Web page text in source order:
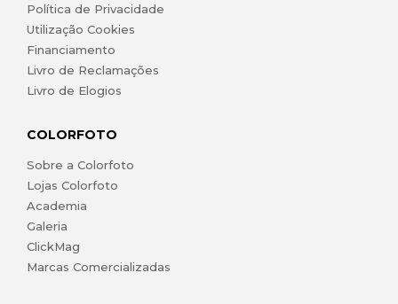
Política de Privacidade
Utilização Cookies
Financiamento
Livro de Reclamações
Livro de Elogios
COLORFOTO
Sobre a Colorfoto
Lojas Colorfoto
Academia
Galeria
ClickMag
Marcas Comercializadas